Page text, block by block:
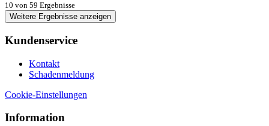
10 von 59 Ergebnisse
Weitere Ergebnisse anzeigen
Kundenservice
Kontakt
Schadenmeldung
Cookie-Einstellungen
Information